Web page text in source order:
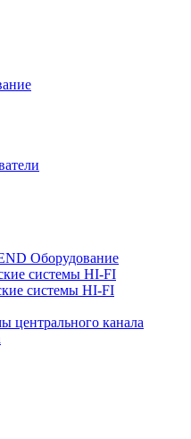
Оборудование
системы HI-FI
системы HI-FI
центрального канала